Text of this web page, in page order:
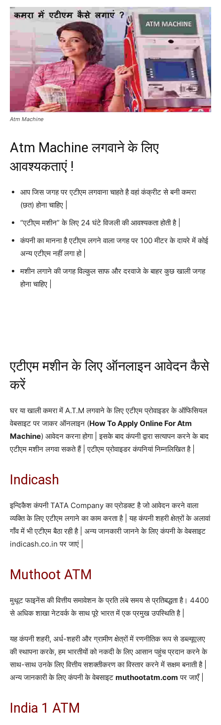
Atm Machine
Atm Machine लगवाने के लिए
आवश्यकताएं !
आप जिस जगह पर एटीएम लगवाना चाहते है वहां कंक्रीट से बनी कमरा
(छत) होना चाहिए |
“एटीएम मशीन” के लिए 24 घंटे विजली की आवश्यकता होती है |
कंपनी का मानना है एटीएम लगने वाला जगह पर 100 मीटर के दायरे में कोई
अन्य एटीएम नहीं लगा हो |
मशीन लगाने की जगह विल्कुल साफ और दरवाजे के बाहर कुछ खाली जगह
होना चाहिए |
एटीएम मशीन के लिए ऑनलाइन आवेदन कैसे
करें
घर या खाली कमरा में A.T.M लगवाने के लिए एटीएम प्रोवाइडर के ऑफिसियल
वेबसाइट पर जाकर ऑनलाइन (How To Apply Online For Atm
Machine) आवेदन करना होगा | इसके बाद कंपनी द्वारा सत्यापन करने के बाद
एटीएम मशीन लगवा सकते हैं | एटीएम प्रोवाइडर कंपनियां निम्नलिखित है |
Indicash
इन्दिकैश कंपनी TATA Company का प्रोडक्ट है जो आवेदन करने वाला
व्यक्ति के लिए एटीएम लगाने का काम करता है | यह कंपनी शहरी क्षेत्रों के अलावां
गाँव में भी एटीएम बैठा रही है | अन्य जानकारी जानने के लिए कंपनी के वेबसाइट
indicash.co.in पर जाएं |
Muthoot ATM
मुथूट फाइनेंस की वित्तीय समावेशन के प्रति लंबे समय से प्रतिबद्धता है। 4400
से अधिक शाखा नेटवर्क के साथ पूरे भारत में एक प्रमुख उपस्थिति है |
यह कंपनी शहरी, अर्ध-शहरी और ग्रामीण क्षेत्रों में रणनीतिक रूप से डब्ल्यूएलए
की स्थापना करके, हम भारतीयों को नकदी के लिए आसान पहुंच प्रदान करने के
साथ-साथ उनके लिए वित्तीय सशक्तीकरण का विस्तार करने में सक्षम बनाती है |
अन्य जानकारी के लिए कंपनी के वेबसाइट muthootatm.com पर जाएँ |
India 1 ATM